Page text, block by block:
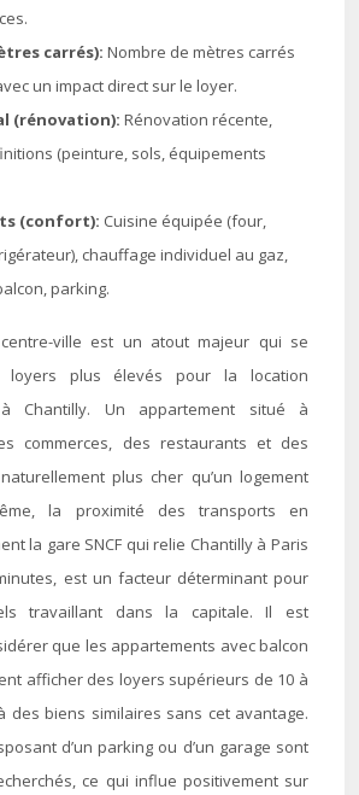
carrés): Nombre de mètres carrés
un impact direct sur le loyer.
(rénovation): Rénovation récente,
(peinture, sols, équipements
(confort): Cuisine équipée (four,
chauffage individuel au gaz,
parking.
ville est un atout majeur qui se
plus élevés pour la location
à Chantilly. Un appartement situé à
commerces, des restaurants et des
plus cher qu’un logement
la proximité des transports en
la gare SNCF qui relie Chantilly à Paris
est un facteur déterminant pour
travaillant dans la capitale. Il est
que les appartements avec balcon
afficher des loyers supérieurs de 10 à
des biens similaires sans cet avantage.
d’un parking ou d’un garage sont
ce qui influe positivement sur